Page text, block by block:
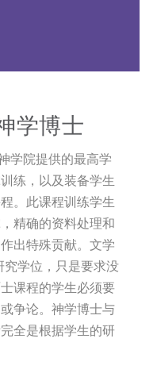
学博士
学院提供的最高学
练，以及装备学生
。此课程训练学生
精确的资料处理和
出特殊贡献。文学
学位，只是要求没
课程的学生必须要
争论。神学博士与
全是根据学生的研